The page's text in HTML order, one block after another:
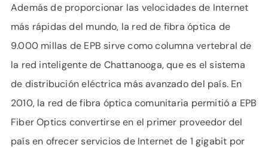
Además de proporcionar las velocidades de Internet
más rápidas del mundo, la red de fibra óptica de
9.000 millas de EPB sirve como columna vertebral de
la red inteligente de Chattanooga, que es el sistema
de distribución eléctrica más avanzado del país. En
2010, la red de fibra óptica comunitaria permitió a EPB
Fiber Optics convertirse en el primer proveedor del
país en ofrecer servicios de Internet de 1 gigabit por